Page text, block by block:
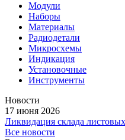
Модули
Наборы
Материалы
Радиодетали
Микросхемы
Индикация
Установочные
Инструменты
Новости
17 июня 2026
Ликвидация склада
Все новости